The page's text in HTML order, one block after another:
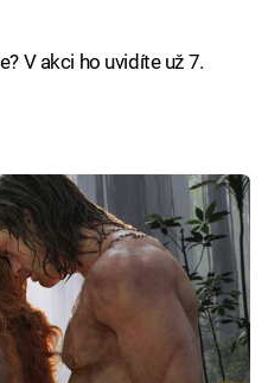
V akci ho uvidíte už 7.